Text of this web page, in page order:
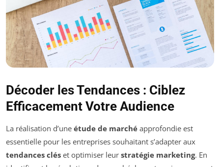
Décoder les Tendances : Ciblez
Efficacement Votre Audience
La réalisation d’une étude de marché approfondie est
essentielle pour les entreprises souhaitant s’adapter aux
tendances clés et optimiser leur stratégie marketing. En